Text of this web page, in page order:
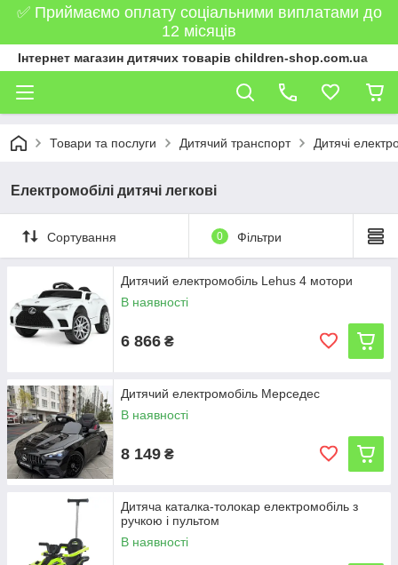
✅ Приймаємо оплату соціальними виплатами до
12 місяців
Інтернет магазин дитячих товарів children-shop.com.ua
Товари та послуги Дитячий транспорт Дитячі
Електромобілі дитячі легкові
Сортування 0 Фільтри
Дитячий електромобіль Lehus 4 мотори
В наявності
6 866 ₴
Дитячий електромобіль Мерседес
В наявності
8 149 ₴
Дитяча каталка-толокар електромобіль з
ручкою і пультом
В наявності